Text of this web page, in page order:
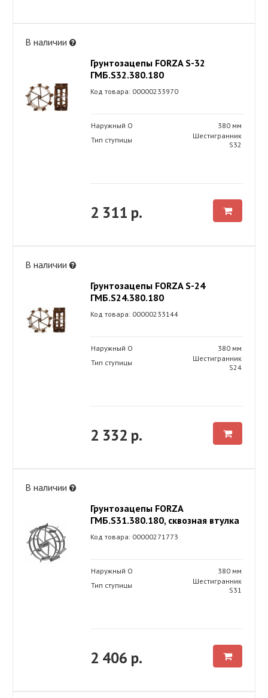
В наличии
Грунтозацепы FORZA S-32
ГМБ.S32.380.180
Код товара: 00000233970
Наружный O
380 мм
Тип ступицы
Шестигранник
S32
2 311 р.
В наличии
Грунтозацепы FORZA S-24
ГМБ.S24.380.180
Код товара: 00000233144
Наружный O
380 мм
Тип ступицы
Шестигранник
S24
2 332 р.
В наличии
Грунтозацепы FORZA
ГМБ.S31.380.180, сквозная втулка
Код товара: 00000271773
Наружный O
380 мм
Тип ступицы
Шестигранник
S31
2 406 р.